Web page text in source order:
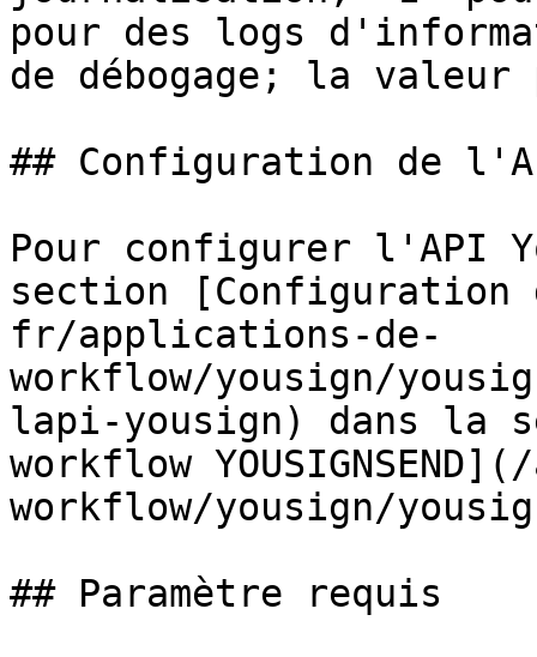
pour des logs
de débogage; la
## Configuration de
Pour configurer l'API
section [Configuration
fr/applications-de-
workflow/yousign/
lapi-yousign) dans la
workflow
workflow/yousign/
## Paramètre requis